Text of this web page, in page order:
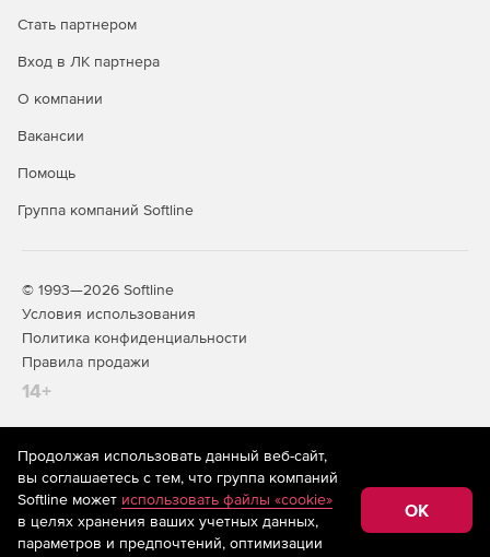
Моделирование магистральных и промысловых
и газопроводов систем газоснабжения.
протяженных сооружений.
Организация коллективной базы данных
геологоразведочных скважин.
Генерация геологических поперечников на
Анализ изменений речной русла в местах подводного
пересечения трубопроводами.
Определение уровня высокой воды разных
вероятностей возникновения гидродинамическим
способом.
Стать партнером
Вход в ЛК партнера
О компании
Вакансии
Помощь
Группа компаний Softline
© 1993—2026 Softline
Условия использования
Политика конфиденциальности
Правила продажи
14+
На информационном ресурсе store.softline.ru применяются
рекомендательные технологии(информационные технологии
предоставления информации на основе сбора,
систематизации и анализа сведений, относящихся к
предпочтениям пользователей сети «Интернет»,
Продолжая использовать данный веб-сайт,
вы соглашаетесь с тем, что группа компаний
Softline может использовать файлы «cookie»
в целях хранения ваших учетных данных,
параметров и предпочтений, оптимизации
OK